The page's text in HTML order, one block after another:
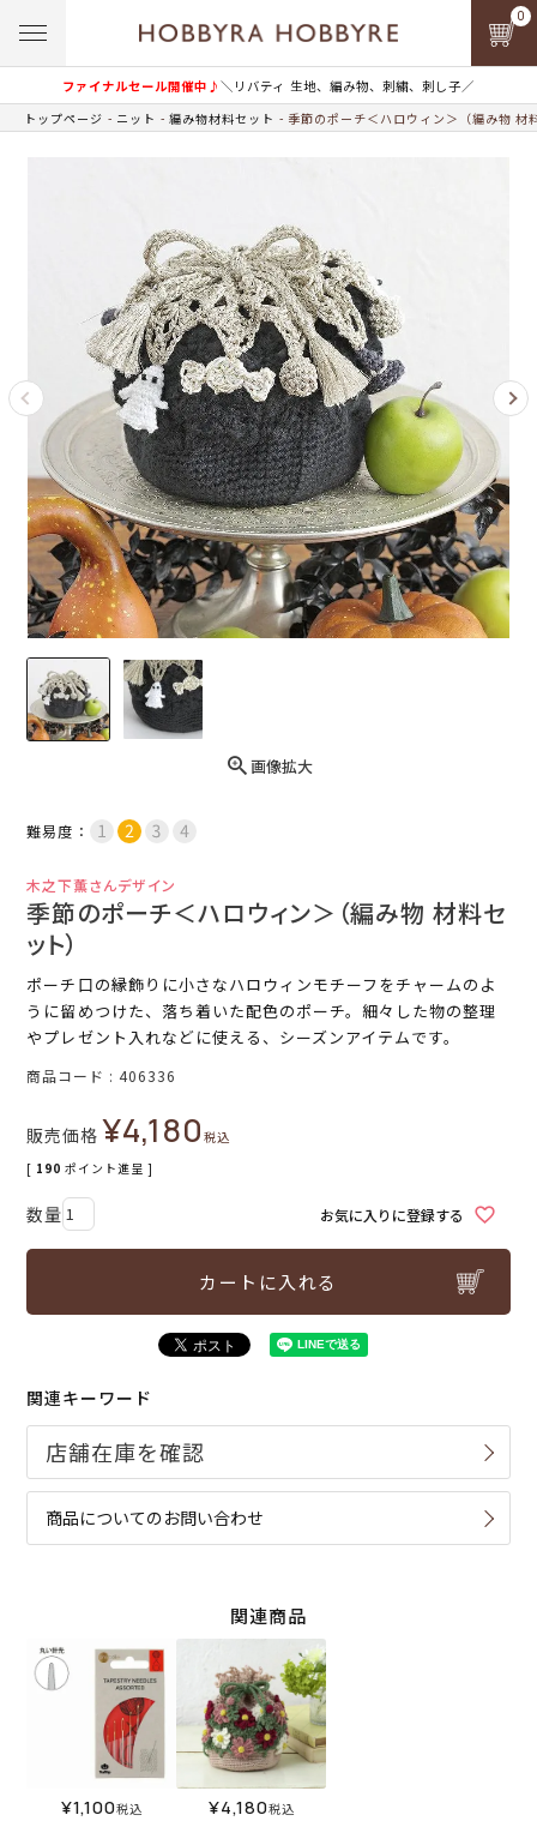
ファイナルセール開催中♪＼リバティ 生地、編み物、刺繍、刺し子／
0
トップページ ニット 編み物材料セット 季節のポーチ＜ハロウィン＞（編み物 材
画像拡大
難易度：
木之下薫さんデザイン
季節のポーチ＜ハロウィン＞（編み物 材料セ
ット）
ポーチ口の縁飾りに小さなハロウィンモチーフをチャームのよ
うに留めつけた、落ち着いた配色のポーチ。細々した物の整理
やプレゼント入れなどに使える、シーズンアイテムです。
商品コード 406336
販売価格 ¥4,180税込
[ 190 ポイント進呈 ]
お気に入りに登録する
カートに入れる
関連キーワード
商品についてのお問い合わせ
関連商品
¥1,100税込 ¥4,180税込